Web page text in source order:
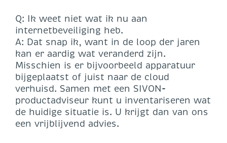
Q: Ik weet niet wat ik nu aan
internetbeveiliging heb.
A: Dat snap ik, want in de loop der jaren
kan er aardig wat veranderd zijn.
Misschien is er bijvoorbeeld apparatuur
bijgeplaatst of juist naar de cloud
verhuisd. Samen met een SIVON-
productadviseur kunt u inventariseren wat
de huidige situatie is. U krijgt dan van ons
een vrijblijvend advies.